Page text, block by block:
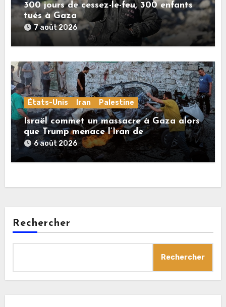
300 jours de cessez-le-feu, 300 enfants
tués à Gaza
7 août 2026
États-Unis Iran Palestine
Israël commet un massacre à Gaza alors
que Trump menace l’Iran de
«décapitation»
6 août 2026
Rechercher
Rechercher